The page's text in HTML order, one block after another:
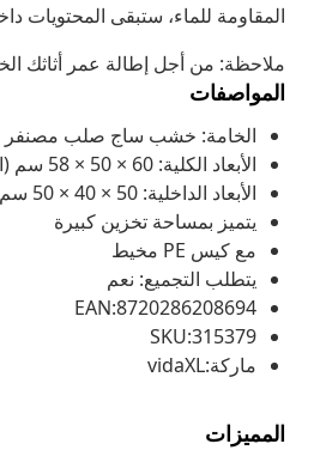
المقاومة للماء، ستبقى المحتويات
ملاحظة: من أجل إطالة عمر أثاثك
المواصفات
الخامة: خشب ساج صلب
الأبعاد الكلية: 60 × 50 × 58 سم (العرض × العمق × الارتفاع)
الأبعاد الداخلية: 50 × 40 × 50 سم (العرض × العمق × الارتفاع)
يتميز بمساحة تخزين كبيرة
مع كيس PE مخيط
يتطلب التجميع: نعم
EAN:8720286208694
SKU:315379
ماركة:vidaXL
المميزات